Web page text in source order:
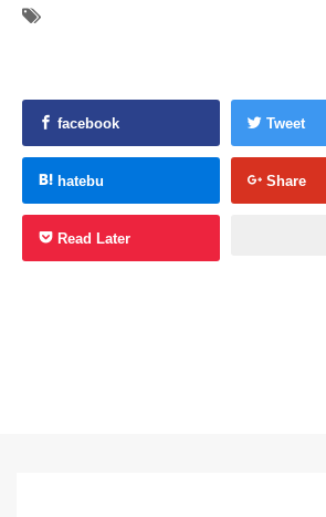
facebook Tweet
hatebu Share
Read Later